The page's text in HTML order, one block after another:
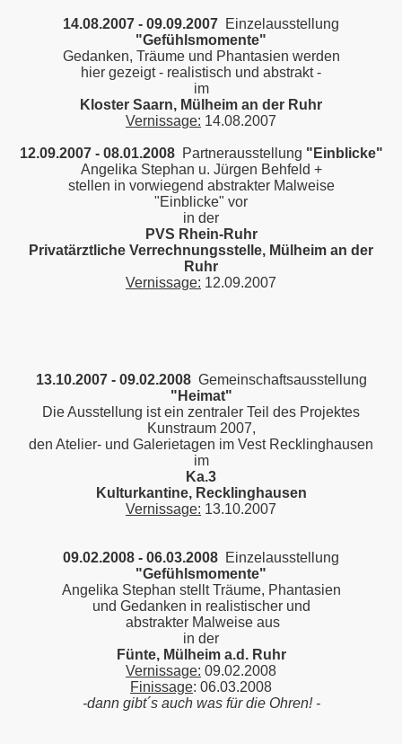
14.08.2007 - 09.09.2007 Einzelausstellung
"Gefühlsmomente"
Gedanken, Träume und Phantasien werden
hier gezeigt - realistisch und abstrakt -
im
Kloster Saarn, Mülheim an der Ruhr
Vernissage: 14.08.2007
12.09.2007 - 08.01.2008Partnerausstellung "Einblicke"
Angelika Stephan u. Jürgen Behfeld +
stellen in vorwiegend abstrakter Malweise
"Einblicke" vor
in der
PVS Rhein-Ruhr
Privatärztliche Verrechnungsstelle, Mülheim an der
Ruhr
Vernissage: 12.09.2007
13.10.2007 - 09.02.2008 Gemeinschaftsausstellung
"Heimat"
Die Ausstellung ist ein zentraler Teil des Projektes
Kunstraum 2007,
den Atelier- und Galerietagen im Vest Recklinghausen
im
Ka.3
Kulturkantine, Recklinghausen
Vernissage: 13.10.2007
09.02.2008 - 06.03.2008 Einzelausstellung
"Gefühlsmomente"
Angelika Stephan stellt Träume, Phantasien
und Gedanken in realistischer und
abstrakter Malweise aus
in der
Fünte, Mülheim a.d. Ruhr
Vernissage: 09.02.2008
Finissage: 06.03.2008
-dann gibt´s auch was für die Ohren! -